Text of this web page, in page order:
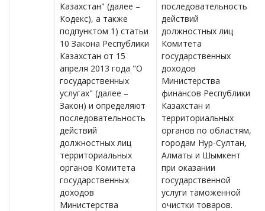
Казахстан" (далее –
Кодекс), а также
подпунктом 1) статьи
10 Закона Республики
Казахстан от 15
апреля 2013 года "О
государственных
услугах" (далее –
Закон) и определяют
последовательность
действий
должностных лиц
территориальных
органов Комитета
государственных
доходов
Министерства
последовательность
действий
должностных лиц
Комитета
государственных
доходов
Министерства
финансов Республики
Казахстан и
территориальных
органов по областям,
городам Нур-Султан,
Алматы и Шымкент
при оказании
государственной
услуги таможенной
очистки товаров.